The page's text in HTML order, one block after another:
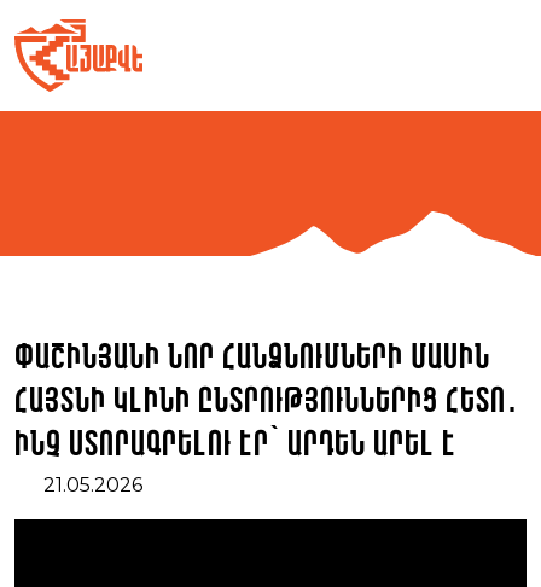
to
content
Փաշինյանի նոր հանձնումների մասին
հայտնի կլինի ընտրություններից հետո․
ինչ ստորագրելու էր՝ արդեն արել է
21.05.2026